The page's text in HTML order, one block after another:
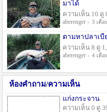
มาได้
ความเห็น 10 ดู
aberenger - 3 เดือ
ตามหาปลาเ
ความเห็น 8 ดู
aberenger - 4 เดือ
ห้องคำถาม/ความเห็น
แก่งกระจาน
ความเห็น 0 ดู